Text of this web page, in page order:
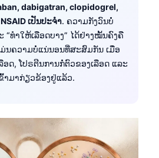
dabigatran, clopidogrel,
ເປັນປະຈຳ. ຄວາມກັງວົນບໍ່
“ທຳໃຫ້ເລືອດບາງ” ໄດ້ຢ່າງໝັ້ນຄົງຄື
ນຄວາມບໍ່ແນ່ນອນທີ່ສະສົມກັນ ເມື່ອ
ອດ, ໂປຣຕີນການກໍ່ຕົວຂອງເລືອດ ແລະ
າມາກ່ຽວຂ້ອງຢູ່ແລ້ວ.